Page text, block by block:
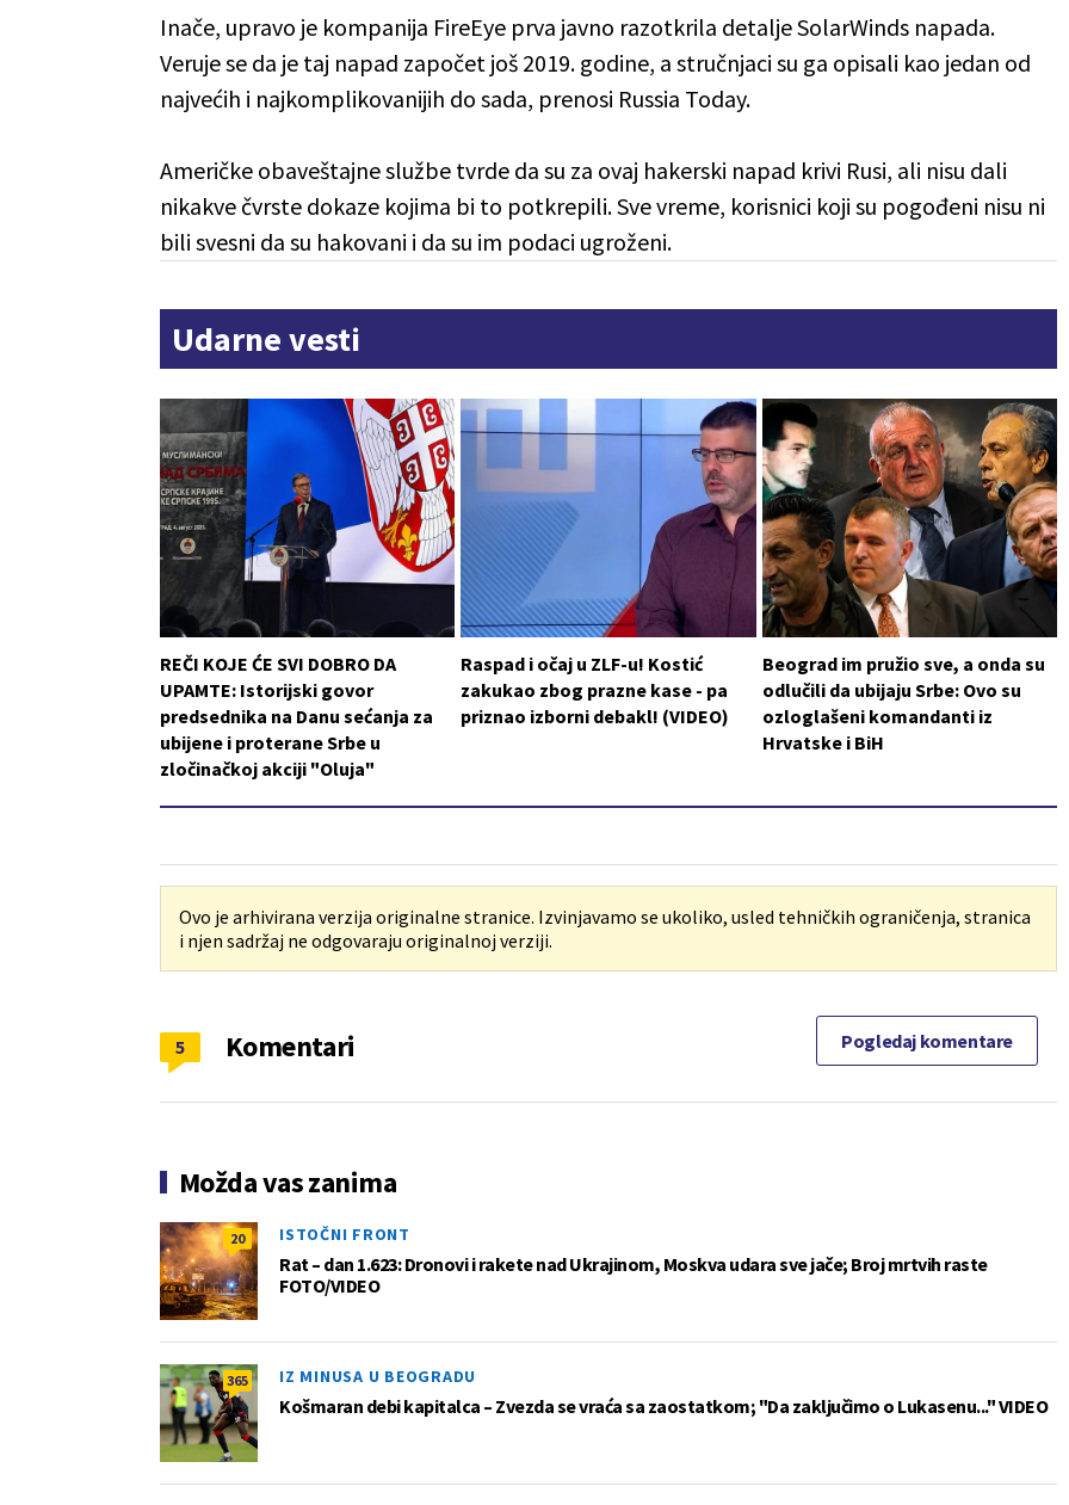
Inače, upravo je kompanija FireEye prva javno razotkrila detalje SolarWinds napada.
Veruje se da je taj napad započet još 2019. godine, a stručnjaci su ga opisali kao jedan od
najvećih i najkomplikovanijih do sada, prenosi Russia Today.
Američke obaveštajne službe tvrde da su za ovaj hakerski napad krivi Rusi, ali nisu dali
nikakve čvrste dokaze kojima bi to potkrepili. Sve vreme, korisnici koji su pogođeni nisu ni
bili svesni da su hakovani i da su im podaci ugroženi.
Udarne vesti
REČI KOJE ĆE SVI DOBRO DA
UPAMTE: Istorijski govor
predsednika na Danu sećanja za
ubijene i proterane Srbe u
zločinačkoj akciji "Oluja"
Raspad i očaj u ZLF-u! Kostić
zakukao zbog prazne kase - pa
priznao izborni debakl! (VIDEO)
Beograd im pružio sve, a onda su
odlučili da ubijaju Srbe: Ovo su
ozloglašeni komandanti iz
Hrvatske i BiH
Ovo je arhivirana verzija originalne stranice. Izvinjavamo se ukoliko, usled tehničkih ograničenja, stranica
i njen sadržaj ne odgovaraju originalnoj verziji.
Komentari
5 Pogledaj komentare
Možda vas zanima
20 ISTOČNI FRONT
Rat – dan 1.623: Dronovi i rakete nad Ukrajinom, Moskva udara sve jače; Broj mrtvih raste
FOTO/VIDEO
365 IZ MINUSA U BEOGRADU
Košmaran debi kapitalca – Zvezda se vraća sa zaostatkom; "Da zaključimo o Lukasenu..." VIDEO